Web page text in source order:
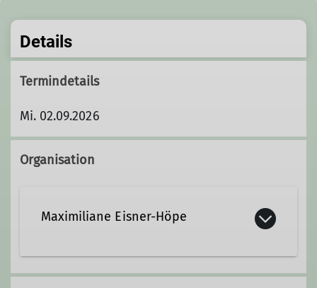
Details
Termindetails
Mi. 02.09.2026
Organisation
Maximiliane Eisner-Höpe
M.Eisner-Hoepe@dav-tutzing.de